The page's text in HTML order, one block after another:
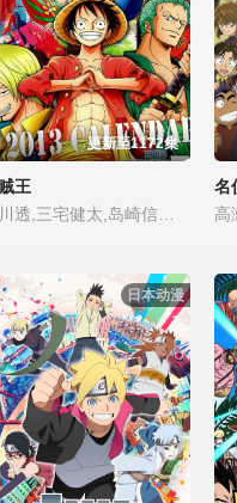
更新至1172集
王
名
日本动漫